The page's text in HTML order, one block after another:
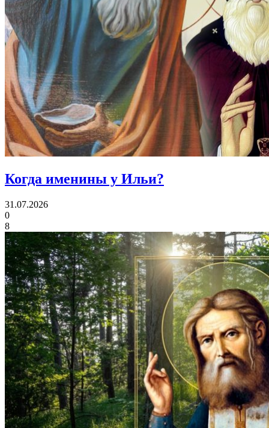
Когда именины у Ильи?
31.07.2026
0
8